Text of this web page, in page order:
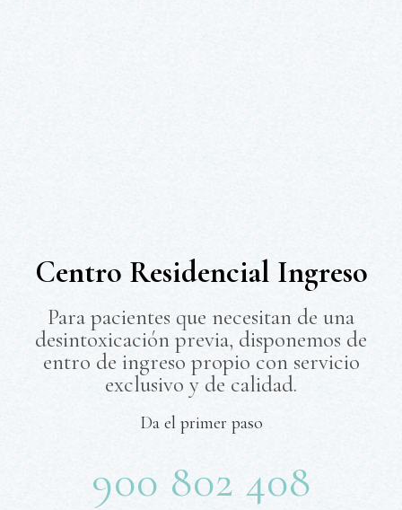
Centro Residencial Ingreso
Para pacientes que necesitan de una
desintoxicación previa, disponemos de
entro de ingreso propio con servicio
exclusivo y de calidad.
Da el primer paso
900 802 408